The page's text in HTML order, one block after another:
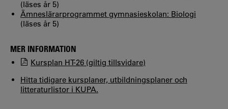
(läses år 5)
Ämneslärarprogrammet gymnasieskolan: Biologi
(läses år 5)
MER INFORMATION
Kursplan HT-26 (giltig tillsvidare)
Hitta tidigare kursplaner, utbildningsplaner och
litteraturlistor i KUPA.